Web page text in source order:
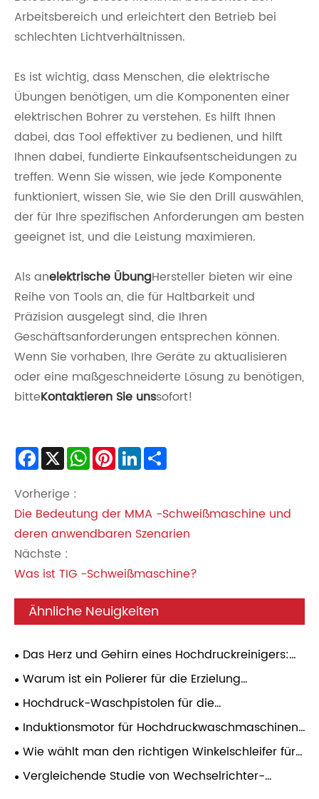
Arbeitsbereich und erleichtert den Betrieb bei
schlechten Lichtverhältnissen.
Es ist wichtig, dass Menschen, die elektrische
Übungen benötigen, um die Komponenten einer
elektrischen Bohrer zu verstehen. Es hilft Ihnen
dabei, das Tool effektiver zu bedienen, und hilft
Ihnen dabei, fundierte Einkaufsentscheidungen zu
treffen. Wenn Sie wissen, wie jede Komponente
funktioniert, wissen Sie, wie Sie den Drill auswählen,
der für Ihre spezifischen Anforderungen am besten
geeignet ist, und die Leistung maximieren.
Als anelektrische ÜbungHersteller bieten wir eine
Reihe von Tools an, die für Haltbarkeit und
Präzision ausgelegt sind, die Ihren
Geschäftsanforderungen entsprechen können.
Wenn Sie vorhaben, Ihre Geräte zu aktualisieren
oder eine maßgeschneiderte Lösung zu benötigen,
bitteKontaktieren Sie unssofort!
Facebook
X WhatsApp
PinterestLinkedIn
Vorherige :
Die Bedeutung der MMA -Schweißmaschine und
deren anwendbaren Szenarien
Nächste :
Was ist TIG -Schweißmaschine?
Ähnliche Neuigkeiten
Das Herz und Gehirn eines Hochdruckreinigers:
Induktionsmotor und Druckregler – Ein praktischer
Warum ist ein Polierer für die Erzielung
professioneller Ergebnisse bei der
Oberflächenbearbeitung unerlässlich?
Hochdruck-Waschpistolen für die
Autoaufbereitung: Druckanpassung,
Gebrauch
Induktionsmotor für Hochdruckwaschmaschinen:
Eine umfassende Analyse
Wie wählt man den richtigen Winkelschleifer für
verschiedene Anwendungen aus?
​Vergleichende Studie von Wechselrichter-